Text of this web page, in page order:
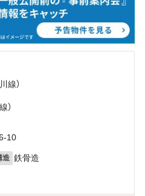
線）
）
10
造 鉄骨造